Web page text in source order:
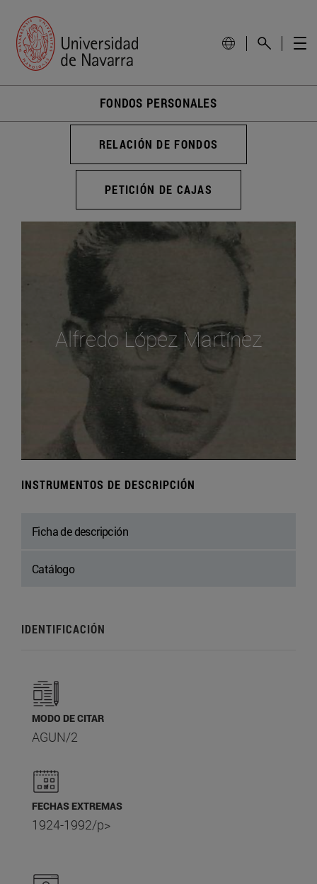
FONDOS PERSONALES
RELACIÓN DE FONDOS
PETICIÓN DE CAJAS
Alfredo López Martínez
INSTRUMENTOS DE DESCRIPCIÓN
Ficha de descripción
Catálogo
IDENTIFICACIÓN
MODO DE CITAR
AGUN/2
FECHAS EXTREMAS
1924-1992/p>